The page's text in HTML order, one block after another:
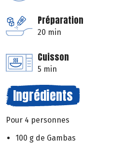
Préparation
20 min
Cuisson
5 min
Ingrédients
Pour 4 personnes
100 g de Gambas